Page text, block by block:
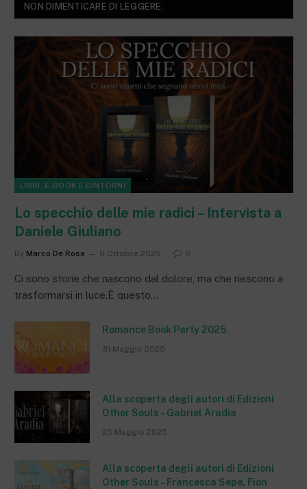
NON DIMENTICARE DI LEGGERE:
LIBRI, E-BOOK E DINTORNI
Lo specchio delle mie radici – Intervista a
Daniele Giuliano
By Marco De Rosa 6 Ottobre 2025 0
Ci sono storie che nascono dal dolore, ma che riescono a
trasformarsi in luce.È questo…
Romance Book Party 2025
31 Maggio 2025
Alla scoperta degli autori di Edizioni
Other Souls – Gabriel Aradia
25 Maggio 2025
Alla scoperta degli autori di Edizioni
Other Souls – Francesca Sepe, Fion